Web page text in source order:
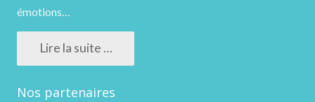
émotions…
Lire la suite …
Nos partenaires